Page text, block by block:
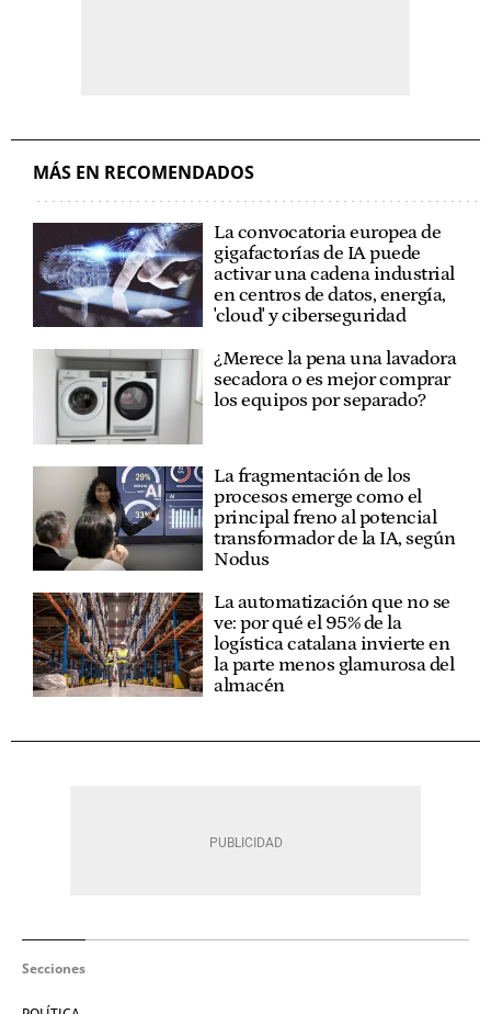
MÁS EN RECOMENDADOS
La convocatoria europea de
gigafactorías de IA puede
activar una cadena industrial
en centros de datos, energía,
'cloud' y ciberseguridad
¿Merece la pena una lavadora
secadora o es mejor comprar
los equipos por separado?
La fragmentación de los
procesos emerge como el
principal freno al potencial
transformador de la IA, según
Nodus
La automatización que no se
ve: por qué el 95% de la
logística catalana invierte en
la parte menos glamurosa del
almacén
Secciones